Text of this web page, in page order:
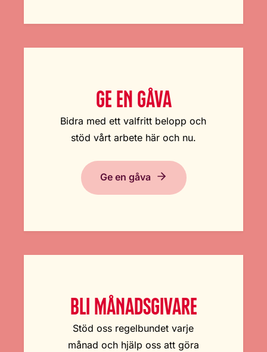
GE EN GÅVA
Bidra med ett valfritt belopp och
stöd vårt arbete här och nu.
Ge en gåva
BLI MÅNADSGIVARE
Stöd oss regelbundet varje
månad och hjälp oss att göra